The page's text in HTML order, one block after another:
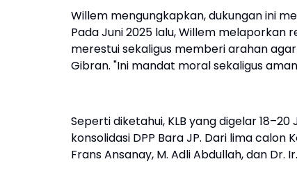
Willem mengungkapkan, dukungan ini
Pada Juni 2025 lalu, Willem melaporkan
merestui sekaligus memberi arahan
Gibran. "Ini mandat moral sekaligus
Seperti diketahui, KLB yang digelar
konsolidasi DPP Bara JP. Dari lima
Frans Ansanay, M. Adli Abdullah, dan Dr.